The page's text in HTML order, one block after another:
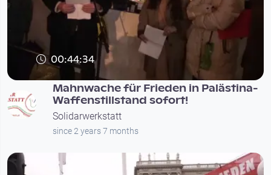
00:44:34
Mahnwache für Frieden in Palästina-
Waffenstillstand sofort!
Solidarwerkstatt
since 2 years 7 months